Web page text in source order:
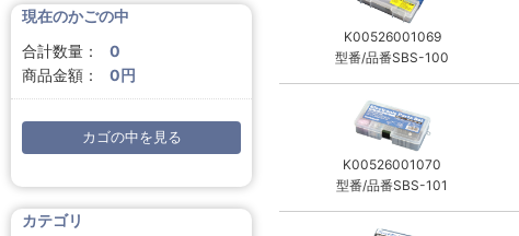
現在のかごの中
合計数量：
0
商品金額：
0円
カゴの中を見る
カテゴリ
K00526001069
型番/品番SBS-100
K00526001070
型番/品番SBS-101